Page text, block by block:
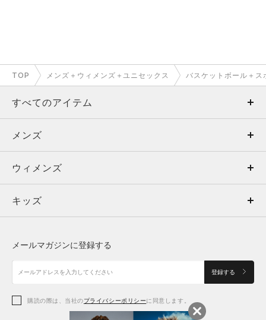
TOP メンズ＋ウィメンズ＋ユニセックス バスケットボール＋ス
すべてのアイテム
メンズ
ウィメンズ
キッズ
アクセサリー
メンズ
トップス
ボトムス
アクセサリー
ウィメンズ
トップス
シューズ
アクセサリー
キッズ
シューズ
メールマガジンに登録する
登録する
購読の際は、当社のプライバシーポリシーに同意します。